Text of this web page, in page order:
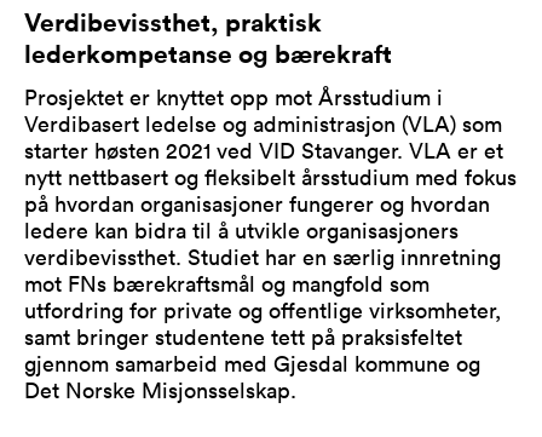
Verdibevissthet, praktisk
lederkompetanse og bærekraft
Prosjektet er knyttet opp mot Årsstudium i
Verdibasert ledelse og administrasjon (VLA) som
starter høsten 2021 ved VID Stavanger. VLA er et
nytt nettbasert og fleksibelt årsstudium med fokus
på hvordan organisasjoner fungerer og hvordan
ledere kan bidra til å utvikle organisasjoners
verdibevissthet. Studiet har en særlig innretning
mot FNs bærekraftsmål og mangfold som
utfordring for private og offentlige virksomheter,
samt bringer studentene tett på praksisfeltet
gjennom samarbeid med Gjesdal kommune og
Det Norske Misjonsselskap.